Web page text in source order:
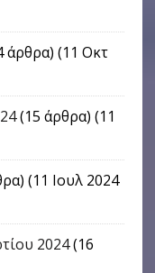
άρθρα) (11 Οκτ
(15 άρθρα) (11
(11 Ιουλ 2024
2024(16